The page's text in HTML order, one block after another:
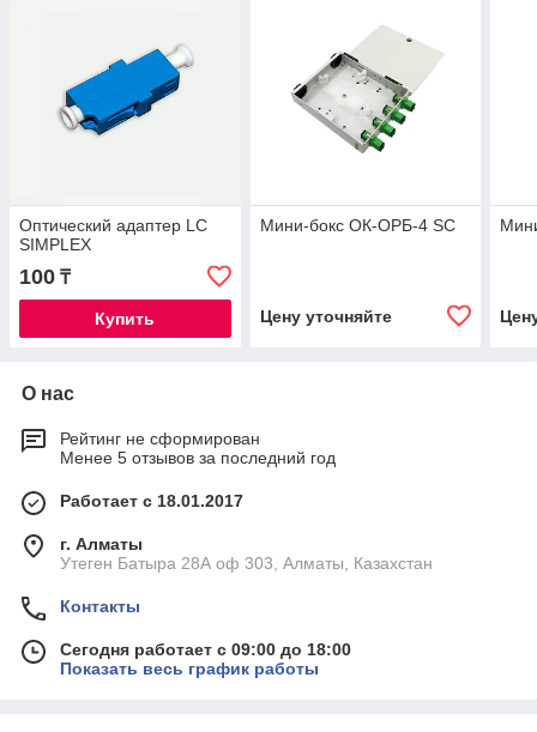
Оптический адаптер LC
SIMPLEX
100 ₸
Купить
Мини-бокс ОК-ОРБ-4 SC
Цену уточняйте
О нас
Рейтинг не сформирован
Менее 5 отзывов за последний год
Работает с 18.01.2017
г. Алматы
Утеген Батыра 28А оф 303, Алматы, Казахстан
Контакты
Сегодня работает с 09:00 до 18:00
Показать весь график работы